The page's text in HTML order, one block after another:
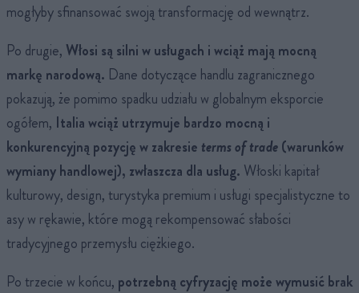
mogłyby sfinansować swoją transformację od wewnątrz.
Po drugie, Włosi są silni w usługach i wciąż mają mocną
markę narodową. Dane dotyczące handlu zagranicznego
pokazują, że pomimo spadku udziału w globalnym eksporcie
ogółem, Italia wciąż utrzymuje bardzo mocną i
konkurencyjną pozycję w zakresie terms of trade(warunków
wymiany handlowej), zwłaszcza dla usług. Włoski kapitał
kulturowy, design, turystyka premium i usługi specjalistyczne to
asy w rękawie, które mogą rekompensować słabości
tradycyjnego przemysłu ciężkiego.
Po trzecie w końcu, potrzebną cyfryzację może wymusić brak